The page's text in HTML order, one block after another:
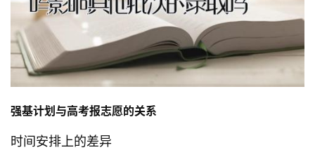
强基计划与高考报志愿的关系
时间安排上的差异